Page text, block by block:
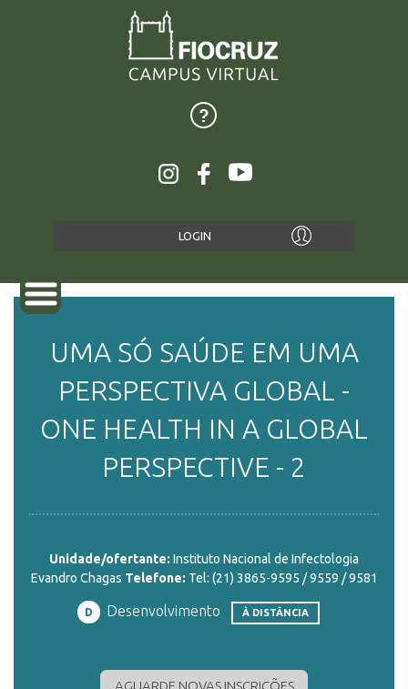
LOGIN
SOBRE
UMA SÓ SAÚDE EM UMA
PERSPECTIVA GLOBAL -
ONE HEALTH IN A GLOBAL
PERSPECTIVE - 2
Unidade/ofertante: Instituto Nacional de Infectologia
Evandro Chagas Telefone: Tel: (21) 3865-9595 / 9559 / 9581
D Desenvolvimento À DISTÂNCIA
AGUARDE NOVAS INSCRIÇÕES